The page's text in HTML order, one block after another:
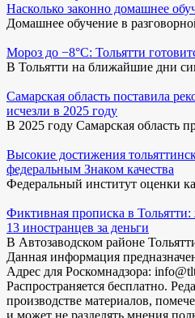
Насколько законно домашнее
Домашнее обучение в
Мороз до −8°C: Тольятти
В Тольятти на ближайшие дни
Самарская область поставила
исчезли в 2025 году
В 2025 году Самарская область
Высокие достижения
федеральным Знаком качества
Федеральный институт оценки
Фиктивная прописка в
13 иностранцев за деньги
В Автозаводском районе
Данная информация
Адрес для Роскомнадзора:
Распространяется бесплатно.
производстве материалов,
и может не разделять мнения